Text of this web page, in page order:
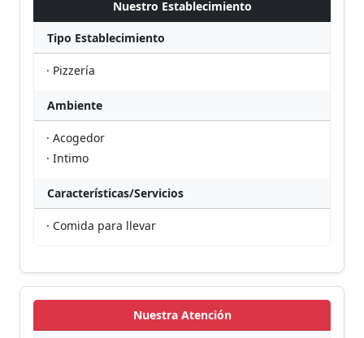
Nuestro Establecimiento
Tipo Establecimiento
· Pizzería
Ambiente
· Acogedor
· Intimo
Características/Servicios
· Comida para llevar
Nuestra Atención